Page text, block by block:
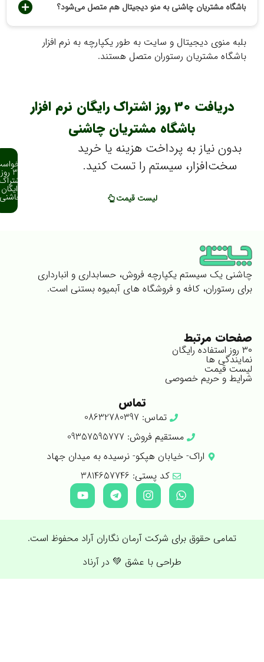
باشگاه مشتریان چاشنی به منو دیجیتال هم متصل می‌شود؟
بلبه منوی دیجیتال و سایت به طور یکپارچه به نرم افزار
باشگاه مشتریان رستوران متصل هستند.
دریافت 30 روز اشتراک رایگان نرم افزار
باشگاه مشتریان چاشنی
بدون نیاز به پرداخت هزینه یا خرید
سخت‌افزار، سیستم را تست کنید.
لیست قیمت
درخواست
30 روز
اشتراک
رایگان
چاشنی
یک سیستم یکپارچه فروش، حسابداری و انبارداری
رستوران، کافه و فروشگاه های آبمیوه بستنی است.
مرتبط
ها
قیمت
و حریم خصوصی
تماس
تماس: 08632780397
مستقیم فروش: 09357595777
اراک- خیابان هپکو- نرسیده به میدان جهاد
کد پستی: 3814657746
تمامی حقوق برای شرکت آرمان نگاران آراد محفوظ است.
طراحی با عشق 💚 در آرناد